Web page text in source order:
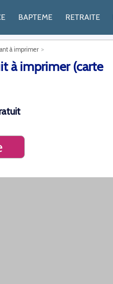
BAPTEME RETRAITE
à imprimer
à imprimer (carte